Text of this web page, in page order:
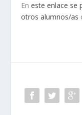
Eneste enlace se
otros alumnos/as